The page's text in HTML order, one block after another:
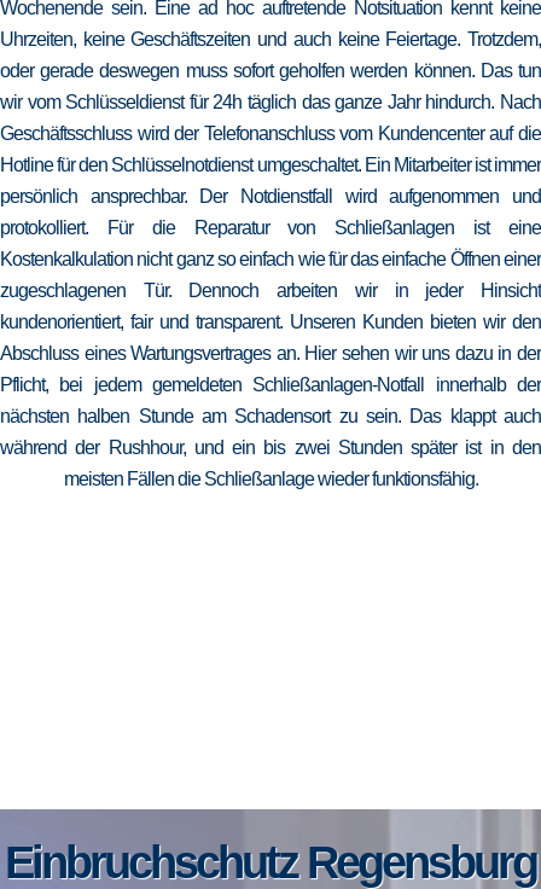
Wochenende sein. Eine ad hoc auftretende Notsituation kennt keine
Uhrzeiten, keine Geschäftszeiten und auch keine Feiertage. Trotzdem,
oder gerade deswegen muss sofort geholfen werden können. Das tun
wir vom Schlüsseldienst für 24h täglich das ganze Jahr hindurch. Nach
Geschäftsschluss wird der Telefonanschluss vom Kundencenter auf die
Hotline für den Schlüsselnotdienst umgeschaltet. Ein Mitarbeiter ist immer
persönlich ansprechbar. Der Notdienstfall wird aufgenommen und
protokolliert. Für die Reparatur von Schließanlagen ist eine
Kostenkalkulation nicht ganz so einfach wie für das einfache Öffnen einer
zugeschlagenen Tür. Dennoch arbeiten wir in jeder Hinsicht
kundenorientiert, fair und transparent. Unseren Kunden bieten wir den
Abschluss eines Wartungsvertrages an. Hier sehen wir uns dazu in der
Pflicht, bei jedem gemeldeten Schließanlagen-Notfall innerhalb der
nächsten halben Stunde am Schadensort zu sein. Das klappt auch
während der Rushhour, und ein bis zwei Stunden später ist in den
meisten Fällen die Schließanlage wieder funktionsfähig.
Einbruchschutz Regensburg